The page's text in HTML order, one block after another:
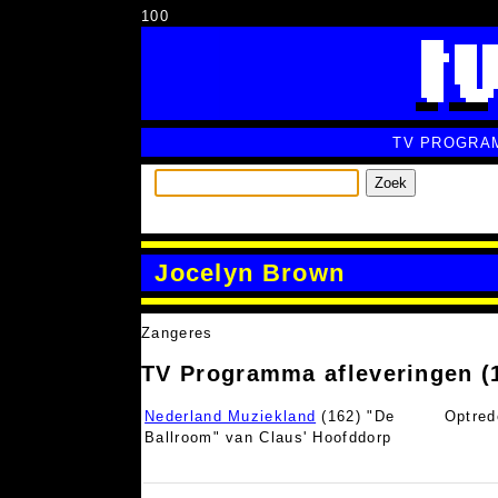
100
TV
Zoek
Jocelyn Brown
Zangeres
TV Programma afleveringen
Nederland Muziekland (162) "De
Ballroom" van Claus' Hoofddorp